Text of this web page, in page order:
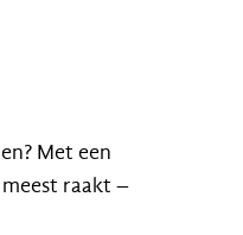
Met een
raakt –